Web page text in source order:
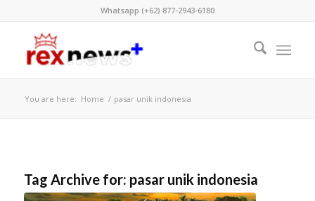
Whatsapp (+62) 877-2943-6180
You are here: Home / pasar unik indonesia
Tag Archive for: pasar unik indonesia